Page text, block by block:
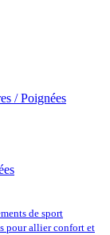
/ Poignées
de sport
pour allier confort et